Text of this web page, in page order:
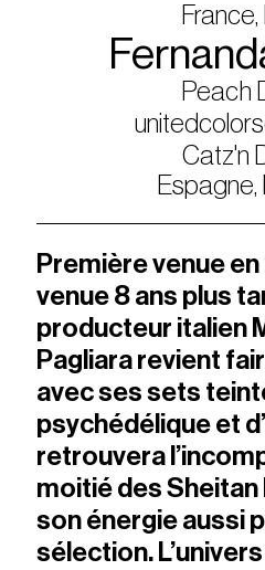
France,
Peach
Catz'n
Espagne,
Première venue
venue 8 ans plus
producteur italien
Pagliara revient
avec ses sets
psychédélique et
retrouvera
moitié des
son énergie aussi
sélection.